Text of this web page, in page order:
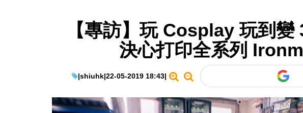
【專訪】玩 Cosplay 玩到變
決心打印全系列
|shiuhk|22-05-2019 18:43|